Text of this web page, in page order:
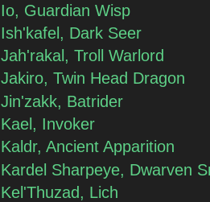
Io, Guardian Wisp
Ish'kafel, Dark Seer
Jah'rakal, Troll Warlord
Jakiro, Twin Head Dragon
Jin'zakk, Batrider
Kael, Invoker
Kaldr, Ancient Apparition
Kardel Sharpeye, Dwarven
Kel'Thuzad, Lich